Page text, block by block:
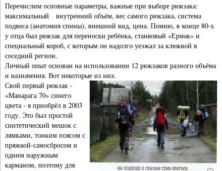
Перечислим основные параметры, важные при выборе рюкзака:
максимальный внутренний объём, вес самого рюкзака, система
подвеса (анатомия спины), внешний вид, цена. Помню, в конце 80-х
у отца был рюкзак для переноски ребёнка, станковый «Ермак» и
специальный короб, с которым он надолго уезжал за клюквой в
соседний регион.
Личный опыт основан на использовании 12 рюкзаков разного объёма
и назначения. Вот некоторые из них.
Свой первый рюкзак -
«Манарага 70» синего
цвета - я приобрёл в 2003
году. Это был простой
синтетический мешок с
лямками, тонким поясом с
пряжкой-самосбросом и
одним наружным
карманом, поэтому для